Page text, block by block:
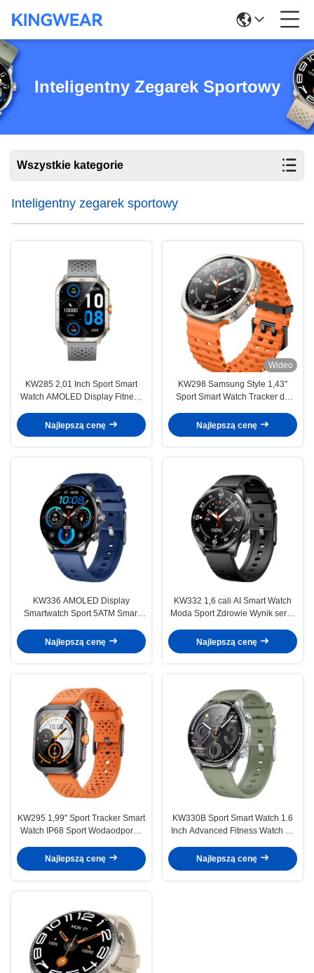
Inteligentny Zegarek Sportowy
Wszystkie kategorie
Inteligentny zegarek sportowy
KW285 2,01 Inch Sport Smart
Watch AMOLED Display Fitness
ćwiczeń
Najlepszą cenę
Wideo
KW298 Samsung Style 1,43"
Sport Smart Watch Tracker do
Najlepszą cenę
KW336 AMOLED Display
Smartwatch Sport 5ATM Smart
Najlepszą cenę
KW332 1,6 cali AI Smart Watch
Moda Sport Zdrowie Wynik serca
Najlepszą cenę
KW295 1,99" Sport Tracker Smart
Watch IP68 Sport Wodaodporny
Najlepszą cenę
KW330B Sport Smart Watch 1.6
Inch Advanced Fitness Watch do
Najlepszą cenę